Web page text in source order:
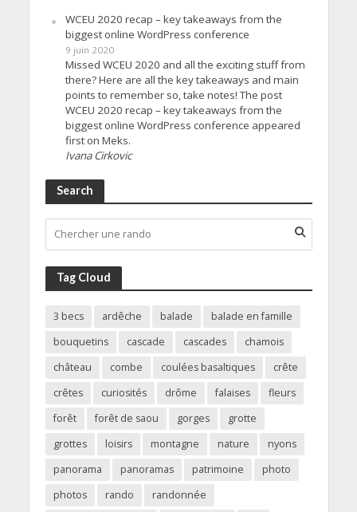
WCEU 2020 recap – key takeaways from the
biggest online WordPress conference
9 juin 2020
Missed WCEU 2020 and all the exciting stuff from
there? Here are all the key takeaways and main
points to remember so, take notes! The post
WCEU 2020 recap – key takeaways from the
biggest online WordPress conference appeared
first on Meks.
Ivana Cirkovic
Search
Tag Cloud
3 becs ardêche balade
balade en famille
bouquetins
cascade cascades
chamois
château
combe coulées basaltiques
crête
crêtes
curiosités drôme falaises
fleurs
forêt
forêt de saou gorges
grotte
grottes
loisirs montagne nature
nyons
panorama
panoramas patrimoine
photo
photos
rando
randonnée